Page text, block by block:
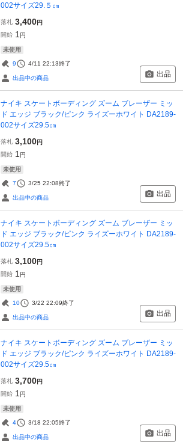
002サイズ29.５㎝
落札 3,400円
開始 1 円
未使用
9 4/11 22:13終了
出品中の商品 出品
ナイキ スケートボーディング ズーム ブレーザー ミッ
ド エッジ ブラック/ピンク ライズーホワイト DA2189-
002サイズ29.5㎝
落札 3,100円
開始 1 円
未使用
7 3/25 22:08終了
出品中の商品 出品
ナイキ スケートボーディング ズーム ブレーザー ミッ
ド エッジ ブラック/ピンク ライズーホワイト DA2189-
002サイズ29.5㎝
落札 3,100円
開始 1 円
未使用
10 3/22 22:09終了
出品中の商品 出品
ナイキ スケートボーディング ズーム ブレーザー ミッ
ド エッジ ブラック/ピンク ライズーホワイト DA2189-
002サイズ29.5㎝
落札 3,700円
開始 1 円
未使用
4 3/18 22:05終了
出品中の商品 出品